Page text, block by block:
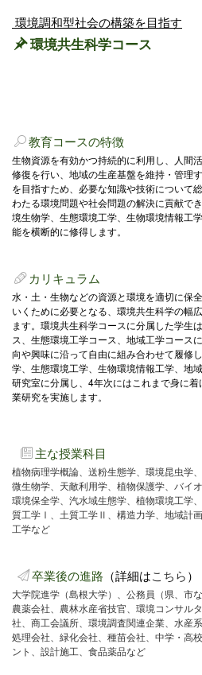
環境調和型社会の構築を目指す
環境共生科学コース
教育コースの特徴
生物資源を有効かつ持続的に利用し、人間
修復を行い、地域の生産基盤を維持・管理
を目指すため、必要な知識や技術について
わたる環境問題や社会問題の解決に貢献で
境生物学、生態環境工学、生物環境情報工
能を横断的に修得します。
カリキュラム
水・土・生物などの資源と環境を適切に保
いくために必要となる、環境共生科学の幅
ます。環境共生科学コースに分属した学生
ス、生態環境工学コース、地域工学コース
向や興味に沿って自由に組み合わせて履修
学、生態環境工学、生物環境情報工学、地
研究室に分属し、4年次にはこれまで身に
業研究を実施します。
主な授業科目
植物病理学概論、送粉生態学、環境昆虫学
微生物学、天敵利用学、植物保護学、バイ
環境保全学、汽水域生態学、植物環境工学
質工学Ⅰ、土質工学Ⅱ、構造力学、地域計
工学など
卒業後の進路 （詳細はこちら）
大学院進学（島根大学）、公務員（県、市な
農薬会社、農林水産省技官、環境コンサル
社、商工会議所、環境調査関連企業、水産
処理会社、緑化会社、種苗会社、中学・高
ント、設計施工、食品薬品など